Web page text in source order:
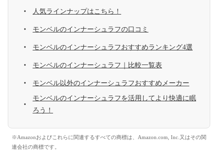
人気ラインナップはこちら！
モンベルのインナーシュラフの口コミ
モンベルのインナーシュラフおすすめランキング4選
モンベルのインナーシュラフ｜比較一覧表
モンベル以外のインナーシュラフおすすめメーカー
モンベルのインナーシュラフを活用してより快適に眠
ろう！
※Amazonおよびこれらに関連するすべての商標は、Amazon.com, Inc.又はその関
連会社の商標です。